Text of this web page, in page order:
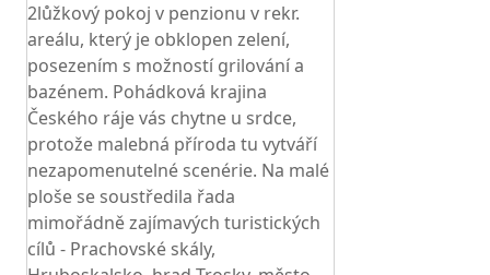
2lůžkový pokoj v penzionu v rekr.
areálu, který je obklopen zelení,
posezením s možností grilování a
bazénem. Pohádková krajina
Českého ráje vás chytne u srdce,
protože malebná příroda tu vytváří
nezapomenutelné scenérie. Na malé
ploše se soustředila řada
mimořádně zajímavých turistických
cílů - Prachovské skály,